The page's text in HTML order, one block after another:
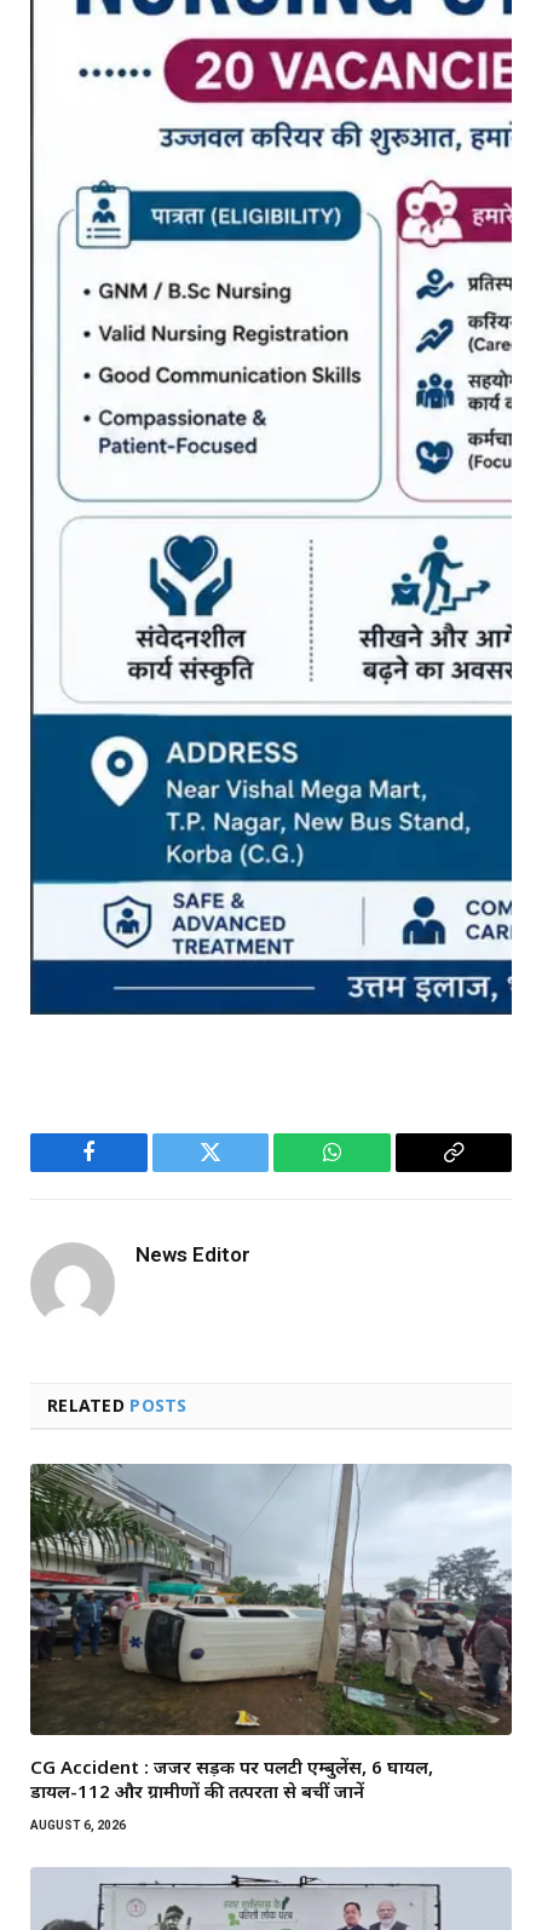
Facebook Twitter WhatsApp
Copy
News Editor
RELATED POSTS
CG Accident : जर्जर सड़क पर पलटी एम्बुलेंस, 6 घायल,
डायल-112 और ग्रामीणों की तत्परता से बचीं जानें
AUGUST 6, 2026